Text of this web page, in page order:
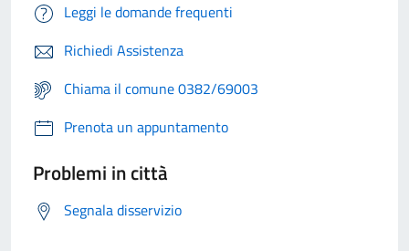
Leggi le domande frequenti
Richiedi Assistenza
Chiama il comune 0382/69003
Prenota un appuntamento
Problemi in città
Segnala disservizio